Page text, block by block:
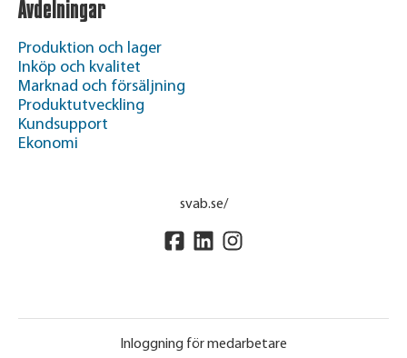
Avdelningar
Produktion och lager
Inköp och kvalitet
Marknad och försäljning
Produktutveckling
Kundsupport
Ekonomi
svab.se/
Inloggning för medarbetare